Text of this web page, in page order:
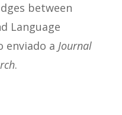
between
Language
enviado a Journal
.